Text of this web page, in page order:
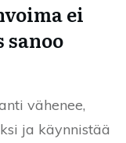
ei
vähenee,
ja käynnistää